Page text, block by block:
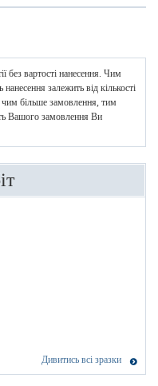
без вартості нанесення. Чим
залежить від кількості
чим більше замовлення, тим
Вашого замовлення Ви
Дивитись всі зразки